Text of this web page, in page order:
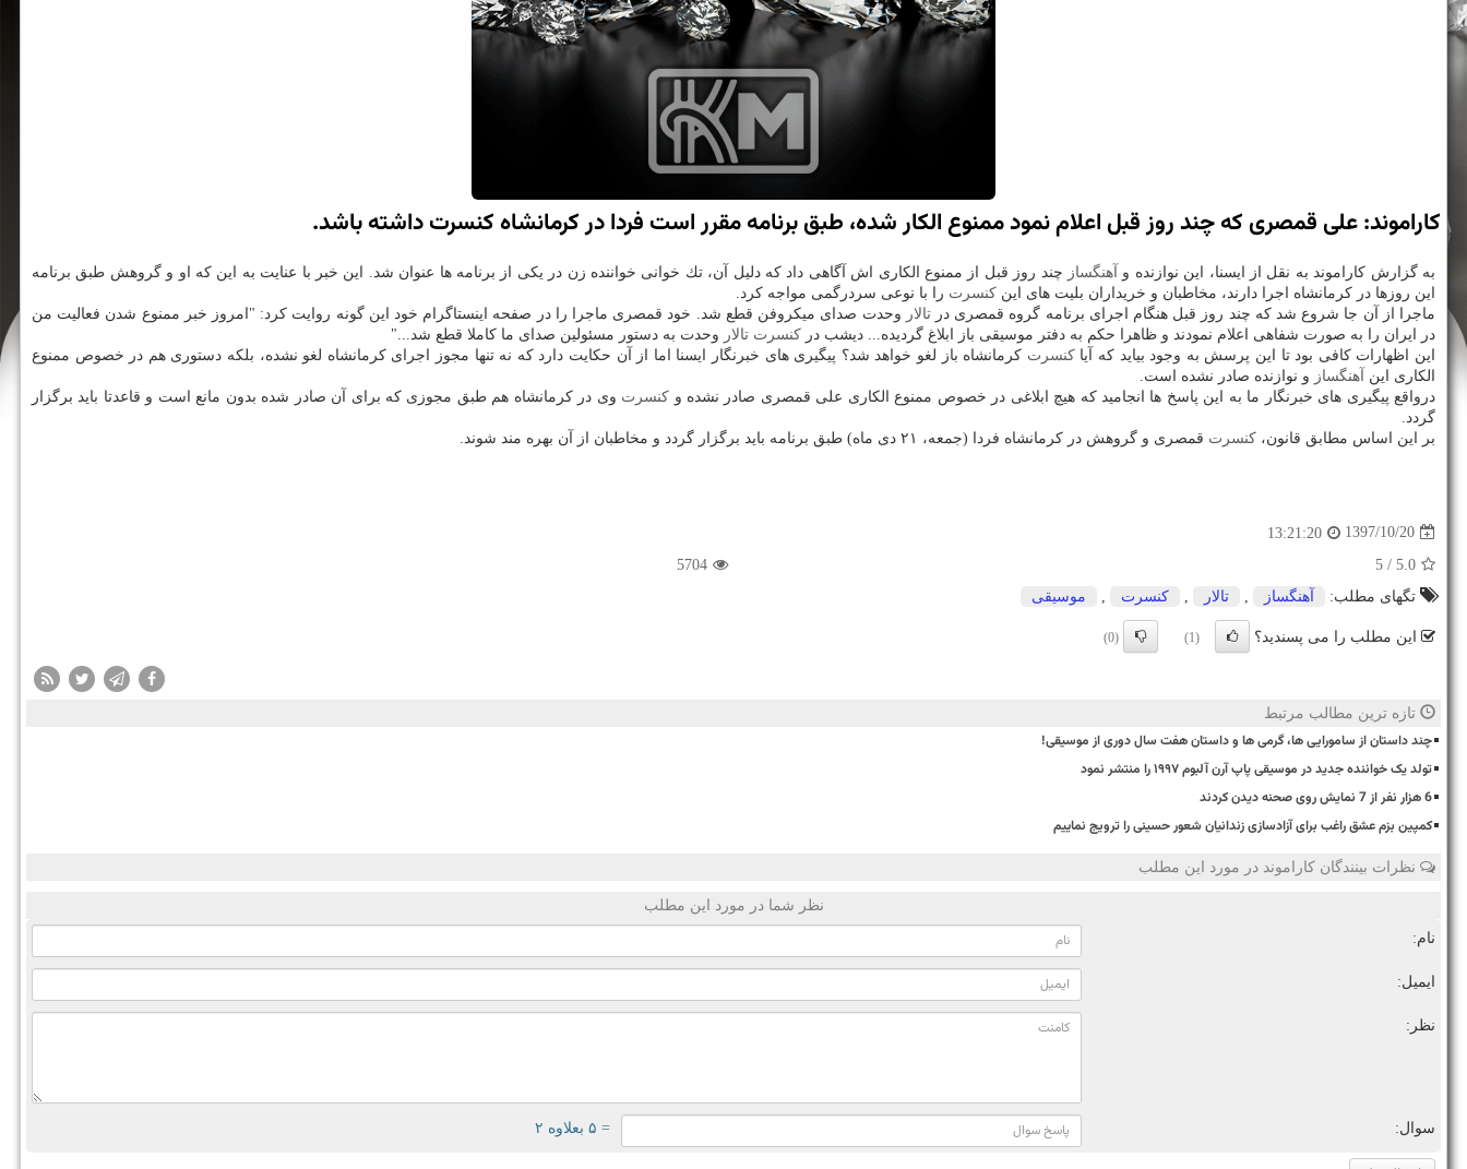
كاراموند: علی قمصری كه چند روز قبل اعلام نمود ممنوع الكار شده، طبق برنامه مقرر است فردا در كرمانشاه كنسرت داشته باشد.
به گزارش كاراموند به نقل از ایسنا، این نوازنده و آهنگساز چند روز قبل از ممنوع الكاری اش آگاهی داد كه دلیل آن، تك خوانی خواننده زن در یكی از برنامه ها عنوان شد. این خبر با عنایت به این كه او و گروهش طبق برنامه
این روزها در كرمانشاه اجرا دارند، مخاطبان و خریداران بلیت های این كنسرت را با نوعی سردرگمی مواجه كرد.
ماجرا از آن جا شروع شد كه چند روز قبل هنگام اجرای برنامه گروه قمصری درتالار وحدت صدای میكروفن قطع شد. خود قمصری ماجرا را در صفحه اینستاگرام خود این گونه روایت كرد: "امروز خبر ممنوع شدن فعالیت من
در ایران را به صورت شفاهی اعلام نمودند و ظاهرا حكم به دفتر موسیقی باز ابلاغ گردیده... دیشب در كنسرت تالار وحدت به دستور مسئولین صدای ما كاملا قطع شد..."
این اظهارات كافی بود تا این پرسش به وجود بیاید كه آیاكنسرت كرمانشاه باز لغو خواهد شد؟ پیگیری های خبرنگار ایسنا اما از آن حكایت دارد كه نه تنها مجوز اجرای كرمانشاه لغو نشده، بلكه دستوری هم در خصوص ممنوع
الكاری این آهنگساز و نوازنده صادر نشده است.
درواقع پیگیری های خبرنگار ما به این پاسخ ها انجامید كه هیچ ابلاغی در خصوص ممنوع الكاری علی قمصری صادر نشده و كنسرت وی در كرمانشاه هم طبق مجوزی كه برای آن صادر شده بدون مانع است و قاعدتا باید برگزار
گردد.
بر این اساس مطابق قانون، كنسرت قمصری و گروهش در كرمانشاه فردا (جمعه، ۲۱ دی ماه) طبق برنامه باید برگزار گردد و مخاطبان از آن بهره مند شوند.
1397/10/20
13:21:20
5.0
/ 5
5704
تگهای مطلب:
آهنگساز , تالار , كنسرت , موسیقی
این مطلب را می پسندید؟ (1)
(0)
تازه ترین مطالب مرتبط
چند داستان از سامورایی ها، گرمی ها و داستان هفت سال دوری از موسیقی!
تولد یک خواننده جدید در موسیقی پاپ آرن آلبوم ۱۹۹۷ را منتشر نمود
6 هزار نفر از 7 نمایش روی صحنه دیدن کردند
کمپین بزم عشق راغب برای آزادسازی زندانیان شعور حسینی را ترویج نماییم
نظرات بینندگان کاراموند در مورد این مطلب
نظر شما در مورد این مطلب
نام:
ایمیل:
نظر:
سوال: = ۵ بعلاوه ۲